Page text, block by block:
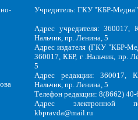
Учредитель: ГКУ "КБР-Медиа"
Адрес учредителя: 360017,
Нальчик, пр. Ленина, 5
Адрес издателя (ГКУ "КБР-
360017, КБР, г .Нальчик, пр.
5
Адрес редакции: 360017,
Нальчик, пр. Ленина, 5
Телефон редакции: 8(8662)
Адрес электронной
kbpravda@mail.ru